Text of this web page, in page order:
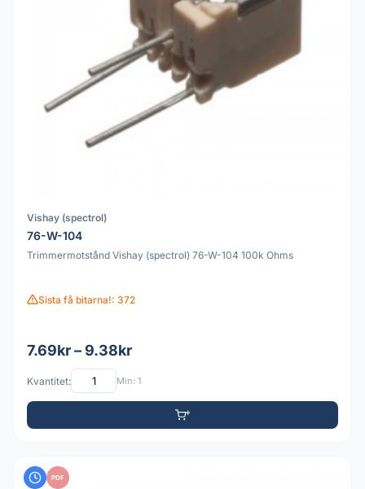
Vishay (spectrol)
76-W-104
Trimmermotstånd Vishay (spectrol) 76-W-104 100k Ohms
Sista få bitarna!: 372
7.69kr – 9.38kr
Kvantitet: Min: 1
PDF